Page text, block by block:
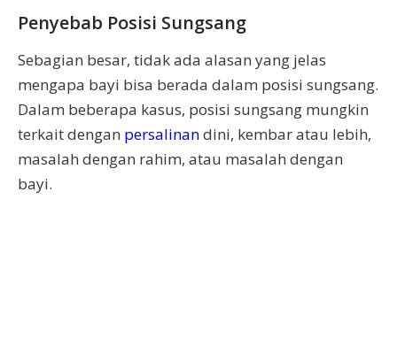
Penyebab Posisi Sungsang
Sebagian besar, tidak ada alasan yang jelas
mengapa bayi bisa berada dalam posisi sungsang.
Dalam beberapa kasus, posisi sungsang mungkin
terkait dengan persalinandini, kembar atau lebih,
masalah dengan rahim, atau masalah dengan
bayi.